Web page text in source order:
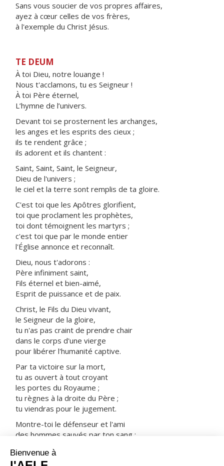
Sans vous soucier de vos propres affaires,
ayez à cœur celles de vos frères,
à l'exemple du Christ Jésus.
TE DEUM
À toi Dieu, notre louange !
Nous t'acclamons, tu es Seigneur !
À toi Père éternel,
L’hymne de l’univers.
Devant toi se prosternent les archanges,
les anges et les esprits des cieux ;
ils te rendent grâce ;
ils adorent et ils chantent :
Saint, Saint, Saint, le Seigneur,
Dieu de l'univers ;
le ciel et la terre sont remplis de ta gloire.
C'est toi que les Apôtres glorifient,
toi que proclament les prophètes,
toi dont témoignent les martyrs ;
c'est toi que par le monde entier
l'Église annonce et reconnaît.
Dieu, nous t'adorons :
Père infiniment saint,
Fils éternel et bien-aimé,
Esprit de puissance et de paix.
Christ, le Fils du Dieu vivant,
le Seigneur de la gloire,
tu n'as pas craint de prendre chair
dans le corps d'une vierge
pour libérer l'humanité captive.
Par ta victoire sur la mort,
tu as ouvert à tout croyant
les portes du Royaume ;
tu règnes à la droite du Père ;
tu viendras pour le jugement.
Montre-toi le défenseur et l'ami
des hommes sauvés par ton sang :
dans ta joie et dans ta lumière.